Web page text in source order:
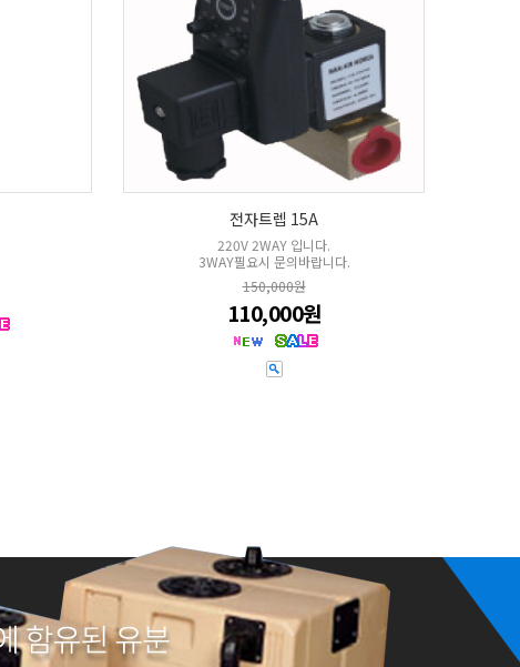
전자트렙 15A
220V 2WAY 입니다.
3WAY필요시 문의바랍니다.
150,000원
110,000원